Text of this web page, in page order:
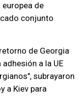
europea de
conjunto
de Georgia
a la UE
subrayaron
a Kiev para